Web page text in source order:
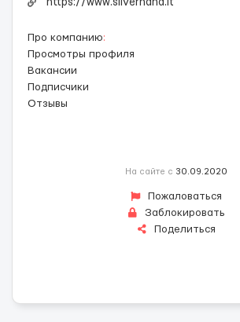
https://www.silverhand.lt
Про компанию:
Просмотры профиля
Вакансии
Подписчики
Отзывы
На сайте с 30.09.2020
Пожаловаться
Заблокировать
Поделиться